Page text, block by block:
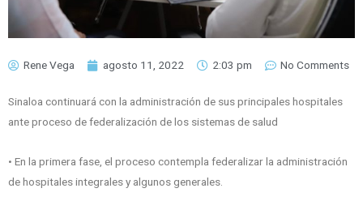
Rene Vega agosto 11, 2022 2:03 pm No Comments
Sinaloa continuará con la administración de sus principales hospitales
ante proceso de federalización de los sistemas de salud
• En la primera fase, el proceso contempla federalizar la administración
de hospitales integrales y algunos generales.